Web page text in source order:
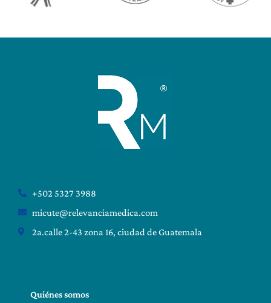
+502 5327 3988
micute@relevanciamedica.com
2a.calle 2-43 zona 16, ciudad de Guatemala
Quiénes somos